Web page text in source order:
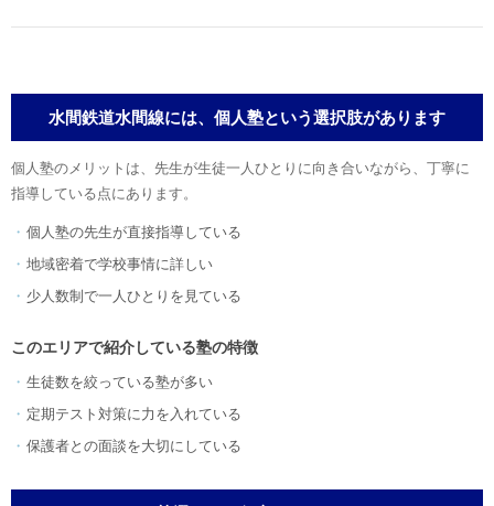
水間鉄道水間線には、個人塾という選択肢があります
個人塾のメリットは、先生が生徒一人ひとりに向き合いながら、丁寧に
指導している点にあります。
個人塾の先生が直接指導している
地域密着で学校事情に詳しい
少人数制で一人ひとりを見ている
このエリアで紹介している塾の特徴
生徒数を絞っている塾が多い
定期テスト対策に力を入れている
保護者との面談を大切にしている